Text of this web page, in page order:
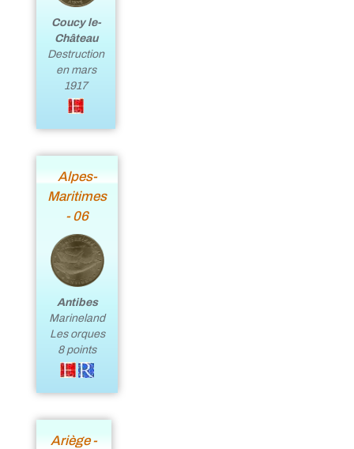
Coucy le-
Château
Destruction
en mars
1917
Alpes-
Maritimes
- 06
Antibes
Marineland
Les orques
8 points
Ariège -